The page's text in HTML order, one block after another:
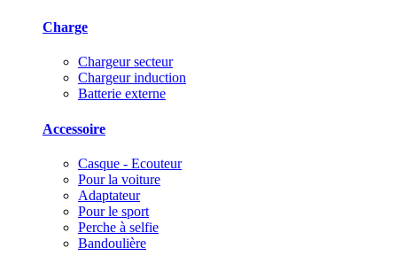
Charge
Chargeur secteur
Chargeur induction
Batterie externe
Accessoire
Casque - Ecouteur
Pour la voiture
Adaptateur
Pour le sport
Perche à selfie
Bandoulière